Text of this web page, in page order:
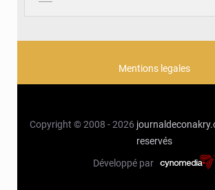
Mentions legales
Copyright © 2008 - 2026
reservés
Développé par